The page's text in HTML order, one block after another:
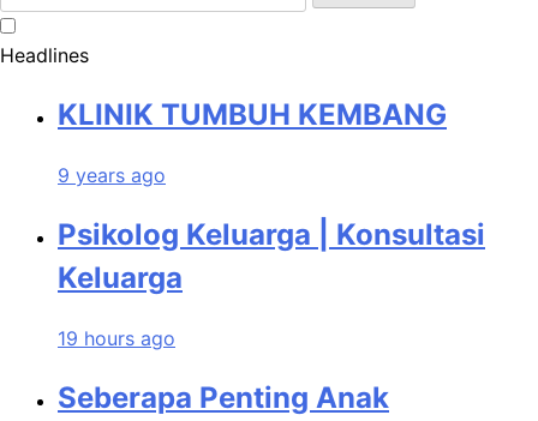
for:
Headlines
KLINIK TUMBUH KEMBANG
9 years ago
Psikolog Keluarga | Konsultasi
Keluarga
19 hours ago
Seberapa Penting Anak